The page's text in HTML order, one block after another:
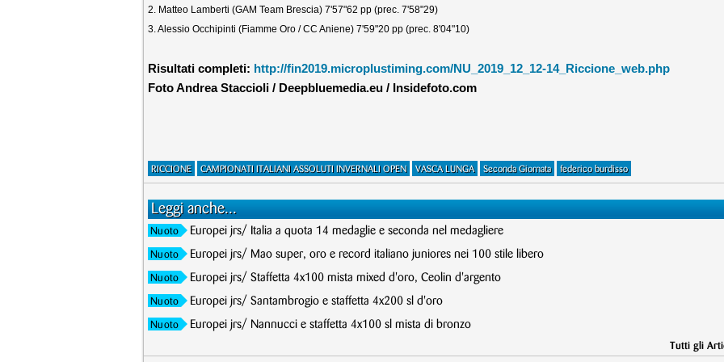
2. Matteo Lamberti (GAM Team Brescia) 7'57"62 pp (prec. 7'58"29)
3. Alessio Occhipinti (Fiamme Oro / CC Aniene) 7'59"20 pp (prec. 8'04"10)
Risultati completi: http://fin2019.microplustiming.com/NU_2019_12_12-14_Riccione_web.php
Foto Andrea Staccioli / Deepbluemedia.eu / Insidefoto.com
RICCIONE CAMPIONATI ITALIANI ASSOLUTI INVERNALI OPEN VASCA LUNGA Seconda Giornata federico burdisso
Leggi anche...
Nuoto Europei jrs/ Italia a quota 14 medaglie e seconda nel medagliere
Nuoto Europei jrs/ Mao super, oro e record italiano juniores nei 100 stile libero
Nuoto Europei jrs/ Staffetta 4x100 mista mixed d'oro, Ceolin d'argento
Nuoto Europei jrs/ Santambrogio e staffetta 4x200 sl d'oro
Nuoto Europei jrs/ Nannucci e staffetta 4x100 sl mista di bronzo
Tutti gli